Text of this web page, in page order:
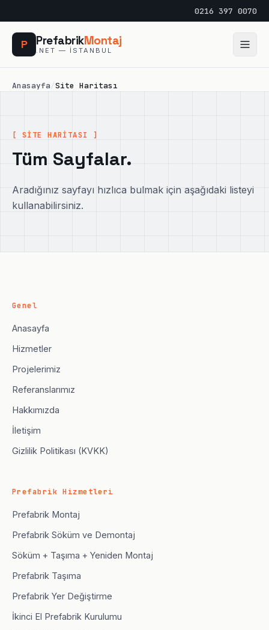
0216 397 0070
P PrefabrikMontaj
.NET — İSTANBUL
Anasayfa/Site Haritası
[ SİTE HARİTASI ]
Tüm Sayfalar.
Aradığınız sayfayı hızlıca bulmak için aşağıdaki listeyi
kullanabilirsiniz.
Genel
Anasayfa
Hizmetler
Projelerimiz
Referanslarımız
Hakkımızda
İletişim
Gizlilik Politikası (KVKK)
Prefabrik Hizmetleri
Prefabrik Montaj
Prefabrik Söküm ve Demontaj
Söküm + Taşıma + Yeniden Montaj
Prefabrik Taşıma
Prefabrik Yer Değiştirme
İkinci El Prefabrik Kurulumu